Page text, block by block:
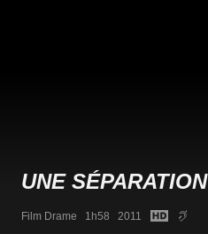
UNE SÉPARATION
Film Drame   1h58   2011